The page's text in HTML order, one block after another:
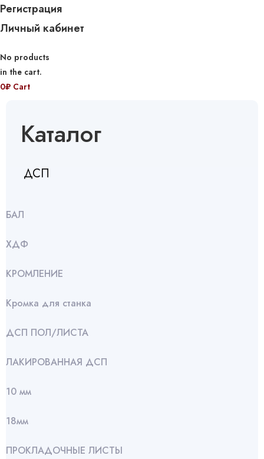
Регистрация
Личный кабинет
No products
in the cart.
0₽ Cart
Каталог
ДСП
БАЛ
ХДФ
КРОМЛЕНИЕ
Кромка для станка
ДСП ПОЛ/ЛИСТА
ЛАКИРОВАННАЯ ДСП
10 мм
18мм
ПРОКЛАДОЧНЫЕ ЛИСТЫ